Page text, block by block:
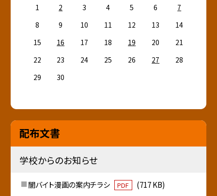
1 2 3 4 5 6
7
8
9 10 11 12 13
14
15
16 17 18 19 20
21
22
23 24 25 26 27
28
29
30
配布文書
学校からのお知らせ
闇バイト漫画の案内チラシ PDF
(717 KB)